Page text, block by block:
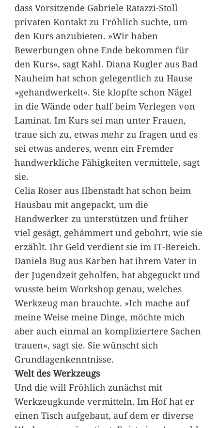
dass Vorsitzende Gabriele Ratazzi-Stoll
privaten Kontakt zu Fröhlich suchte, um
den Kurs anzubieten. »Wir haben
Bewerbungen ohne Ende bekommen für
den Kurs«, sagt Kahl. Diana Kugler aus Bad
Nauheim hat schon gelegentlich zu Hause
»gehandwerkelt«. Sie klopfte schon Nägel
in die Wände oder half beim Verlegen von
Laminat. Im Kurs sei man unter Frauen,
traue sich zu, etwas mehr zu fragen und es
sei etwas anderes, wenn ein Fremder
handwerkliche Fähigkeiten vermittele, sagt
sie.
Celia Roser aus Ilbenstadt hat schon beim
Hausbau mit angepackt, um die
Handwerker zu unterstützen und früher
viel gesägt, gehämmert und gebohrt, wie sie
erzählt. Ihr Geld verdient sie im IT-Bereich.
Daniela Bug aus Karben hat ihrem Vater in
der Jugendzeit geholfen, hat abgeguckt und
wusste beim Workshop genau, welches
Werkzeug man brauchte. »Ich mache auf
meine Weise meine Dinge, möchte mich
aber auch einmal an kompliziertere Sachen
trauen«, sagt sie. Sie wünscht sich
Grundlagenkenntnisse.
Welt des Werkzeugs
Und die will Fröhlich zunächst mit
Werkzeugkunde vermitteln. Im Hof hat er
einen Tisch aufgebaut, auf dem er diverse